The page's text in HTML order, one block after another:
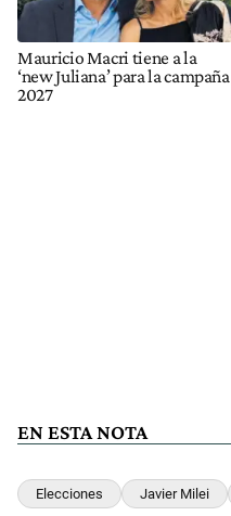
Mauricio Macri tiene a la
‘new Juliana’ para la campaña
2027
EN ESTA NOTA
Elecciones Javier Milei